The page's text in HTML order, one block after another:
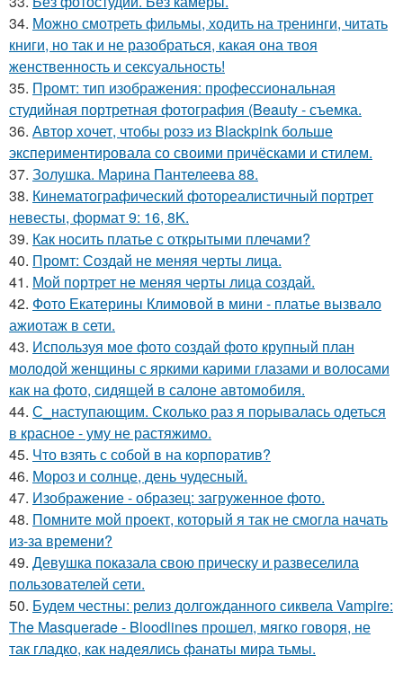
34. Можно смотреть фильмы, ходить на тренинги, читать
книги, но так и не разобраться, какая она твоя
женственность и сексуальность!
35. Промт: тип изображения: профессиональная
студийная портретная фотография (Beauty - съемка.
36. Автор хочет, чтобы розэ из Blackpink больше
экспериментировала со своими причёсками и стилем.
37. Золушка. Марина Пантелеева 88.
38. Кинематографический фотореалистичный портрет
невесты, формат 9: 16, 8K.
39. Как носить платье с открытыми плечами?
40. Промт: Создай не меняя черты лица.
41. Мой портрет не меняя черты лица создай.
42. Фото Екатерины Климовой в мини - платье вызвало
ажиотаж в сети.
43. Используя мое фото создай фото крупный план
молодой женщины с яркими карими глазами и волосами
как на фото, сидящей в салоне автомобиля.
44. С_наступающим. Сколько раз я порывалась одеться
в красное - уму не растяжимо.
45. Что взять с собой в на корпоратив?
46. Мороз и солнце, день чудесный.
47. Изображение - образец: загруженное фото.
48. Помните мой проект, который я так не смогла начать
из-за времени?
49. Девушка показала свою прическу и развеселила
пользователей сети.
50. Будем честны: релиз долгожданного сиквела Vampire:
The Masquerade - Bloodlines прошел, мягко говоря, не
так гладко, как надеялись фанаты мира тьмы.